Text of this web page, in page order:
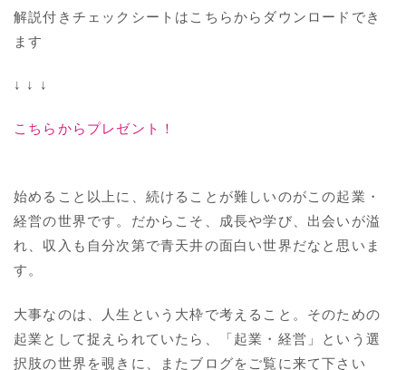
解説付きチェックシートはこちらからダウンロードでき
ます
↓ ↓ ↓
こちらからプレゼント！
始めること以上に、続けることが難しいのがこの起業・
経営の世界です。だからこそ、成長や学び、出会いが溢
れ、収入も自分次第で青天井の面白い世界だなと思いま
す。
大事なのは、人生という大枠で考えること。そのための
起業として捉えられていたら、「起業・経営」という選
択肢の世界を覗きに、またブログをご覧に来て下さい